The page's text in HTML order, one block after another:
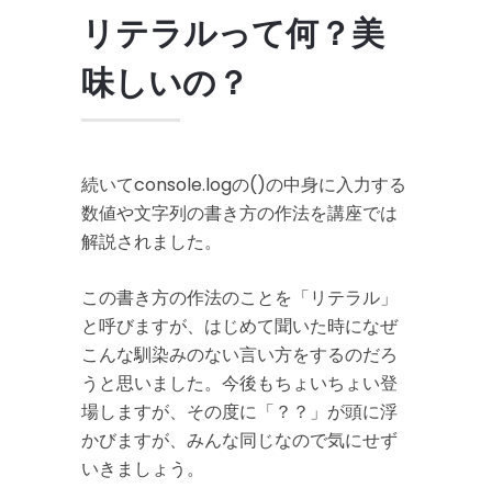
リテラルって何？美
味しいの？
続いてconsole.logの()の中身に入力する
数値や文字列の書き方の作法を講座では
解説されました。
この書き方の作法のことを「リテラル」
と呼びますが、はじめて聞いた時になぜ
こんな馴染みのない言い方をするのだろ
うと思いました。今後もちょいちょい登
場しますが、その度に「？？」が頭に浮
かびますが、みんな同じなので気にせず
いきましょう。